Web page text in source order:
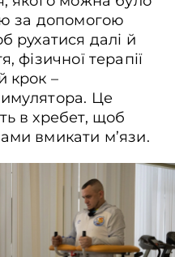
підйомнику, 16 січня 2026 року.
за допомогою
рухатися далі й
фізичної терапії
крок –
Це
в хребет, щоб
вмикати м’язи.